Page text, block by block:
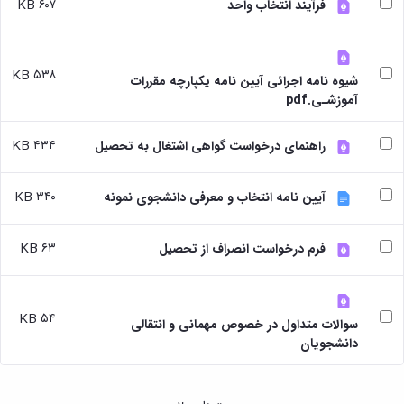
تکمیلی
کارشناسی
فرم
ها
نامه
ها
ترم
بندی
دروس
تحصیلات
تکمیلی
فرم
ها
و
آئین
ترفیع
آئین
نامه
های
پژوهشی
فرم
پژوهشی
کارگاه ها
و
آزمایشگاه
ها
آزمایشگاه
انگل
شناسی
آزمایشگاه
بیوشیمی
و
فیزیولوژی
آزمایشگاه
آموزشی
بهداشت
و
کنترل
کیفی
موادغذایی
فرآیند انتخاب واحد ۶۰۷ KB
شیوه نامه اجرائی آیین نامه یکپارچه مقررات
آموزشـی.pdf
۵۳۸ KB
راهنمای درخواست گواهی اشتغال به تحصیل ۴۳۴ KB
آیین نامه انتخاب و معرفی دانشجوی نمونه ۳۴۰ KB
فرم درخواست انصراف از تحصیل ۶۳ KB
سوالات متداول در خصوص مهمانی و انتقالی
دانشجویان
۵۴ KB